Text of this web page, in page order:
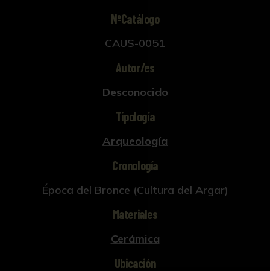
NºCatálogo
CAUS-0051
Autor/es
Desconocido
Tipología
Arqueología
Cronología
Época del Bronce (Cultura del Argar)
Materiales
Cerámica
Ubicación